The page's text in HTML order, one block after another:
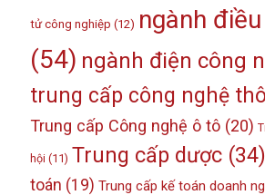
tử công nghiệp (12) ngành
(54) ngành điện công
trung cấp công nghệ
Trung cấp Công nghệ ô tô(20)
hội (11) Trung cấp dược(34)
toán (19) Trung cấp kế toán doanh